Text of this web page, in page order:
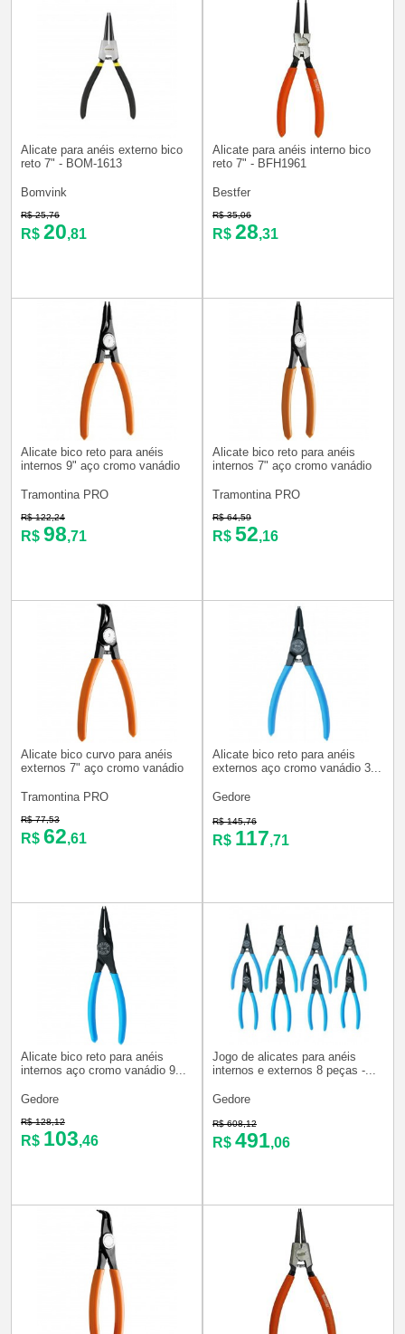
Alicate para anéis externo bico
reto 7" - BOM-1613
Bomvink
R$ 25,76
R$ 20,81
Alicate para anéis interno bico
reto 7" - BFH1961
Bestfer
R$ 35,06
R$ 28,31
Alicate bico reto para anéis
internos 9" aço cromo vanádio
Tramontina PRO
R$ 122,24
R$ 98,71
Alicate bico reto para anéis
internos 7" aço cromo vanádio
Tramontina PRO
R$ 64,59
R$ 52,16
Alicate bico curvo para anéis
externos 7" aço cromo vanádio
Tramontina PRO
R$ 77,53
R$ 62,61
Alicate bico reto para anéis
externos aço cromo vanádio 3...
Gedore
R$ 145,76
R$ 117,71
Alicate bico reto para anéis
internos aço cromo vanádio 9...
Gedore
R$ 128,12
R$ 103,46
Jogo de alicates para anéis
internos e externos 8 peças -...
Gedore
R$ 608,12
R$ 491,06